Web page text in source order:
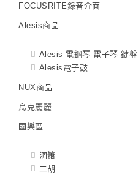
FOCUSRITE錄音介面
Alesis商品
Alesis 電鋼琴 電子琴 鍵盤
Alesis電子鼓
NUX商品
烏克麗麗
國樂區
洞簫
二胡